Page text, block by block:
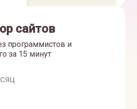
сайтов
программистов и
за 15 минут